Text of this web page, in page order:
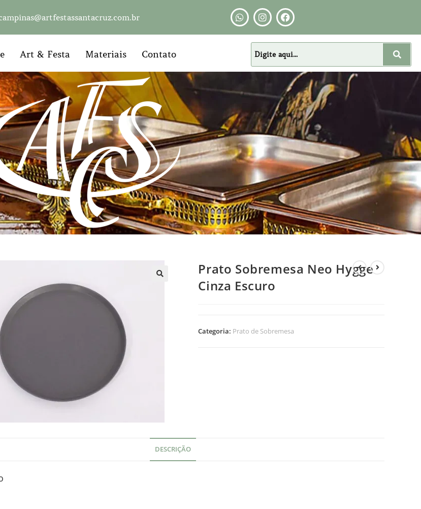
Art & Festa Materiais Contato
Prato Sobremesa Neo Hygge
Cinza Escuro
Categoria: Prato de Sobremesa
DESCRIÇÃO